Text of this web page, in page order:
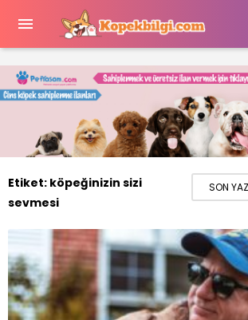

Etiket: köpeğinizin sizi
sevmesi